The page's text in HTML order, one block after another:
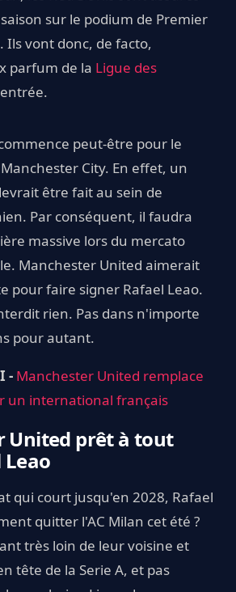
sur le podium de Premier
Ils vont donc, de facto,
parfum de la Ligue des
peut-être pour le
City. En effet, un
être fait au sein de
Par conséquent, il faudra
massive lors du mercato
Manchester United aimerait
pour faire signer Rafael Leao.
rien. Pas dans n'importe
pour autant.
- Manchester United remplace
un international français
United prêt à tout
qui court jusqu'en 2028, Rafael
quitter l'AC Milan cet été ?
très loin de leur voisine et
tête de la Serie A, et pas